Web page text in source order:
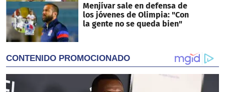
Menjívar sale en defensa de
los jóvenes de Olimpia: "Con
la gente no se queda bien"